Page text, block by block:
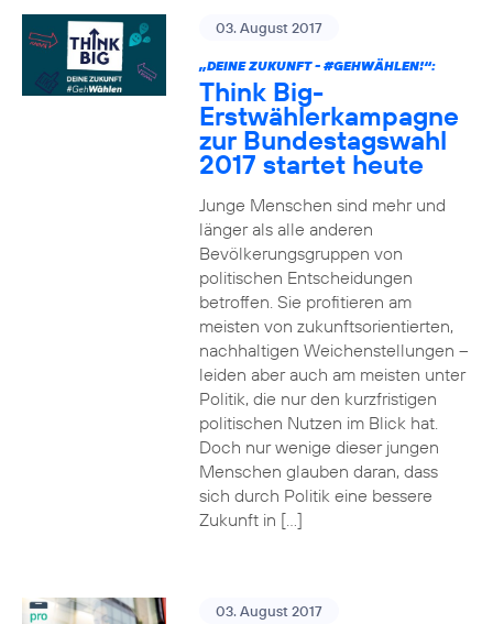
03. August 2017
„DEINE ZUKUNFT - #GEHWÄHLEN!“:
Think Big-
Erstwählerkampagne
zur Bundestagswahl
2017 startet heute
Junge Menschen sind mehr und
länger als alle anderen
Bevölkerungsgruppen von
politischen Entscheidungen
betroffen. Sie profitieren am
meisten von zukunftsorientierten,
nachhaltigen Weichenstellungen –
leiden aber auch am meisten unter
Politik, die nur den kurzfristigen
politischen Nutzen im Blick hat.
Doch nur wenige dieser jungen
Menschen glauben daran, dass
sich durch Politik eine bessere
Zukunft in […]
03. August 2017